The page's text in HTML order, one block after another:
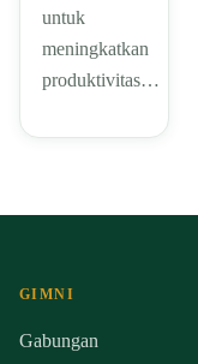
untuk
meningkatkan
produktivitas…
GIMNI
Gabungan